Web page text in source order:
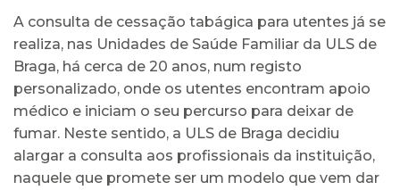
A consulta de cessação tabágica para utentes já se
realiza, nas Unidades de Saúde Familiar da ULS de
Braga, há cerca de 20 anos, num registo
personalizado, onde os utentes encontram apoio
médico e iniciam o seu percurso para deixar de
fumar. Neste sentido, a ULS de Braga decidiu
alargar a consulta aos profissionais da instituição,
naquele que promete ser um modelo que vem dar